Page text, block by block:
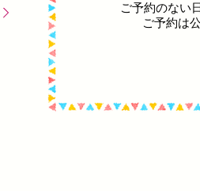
ながさきみなとり2026浴衣レ
ご予約のない
ご予約は